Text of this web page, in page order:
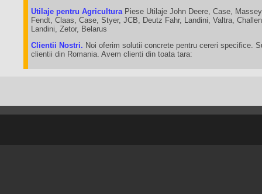
Utilaje pentru Agricultura Piese Utilaje John Deere, Case,
Fendt, Claas, Case, Styer, JCB, Deutz Fahr, Landini, Valtra,
Landini, Zetor, Belarus
Clientii Nostri. Noi oferim solutii concrete pentru cereri specifice.
clientii din Romania. Avem clienti din toata tara: